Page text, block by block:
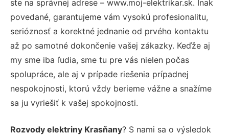
ste na správnej adrese – www.moj-elektrikar.sk. Inak
povedané, garantujeme vám vysokú profesionalitu,
serióznosť a korektné jednanie od prvého kontaktu
až po samotné dokončenie vašej zákazky. Keďže aj
my sme iba ľudia, sme tu pre vás nielen počas
spolupráce, ale aj v prípade riešenia prípadnej
nespokojnosti, ktorú vždy berieme vážne a snažíme
sa ju vyriešiť k vašej spokojnosti.
Rozvody elektriny Krasňany? S nami sa o výsledok